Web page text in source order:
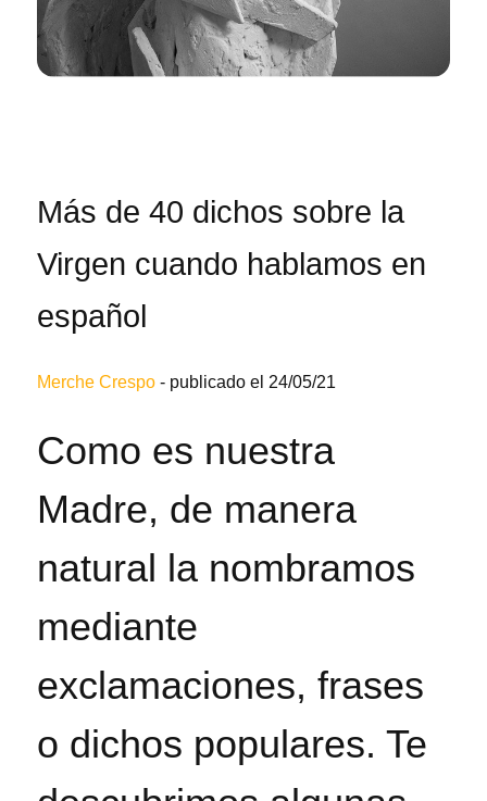
Más de 40 dichos sobre la
Virgen cuando hablamos en
español
Merche Crespo - publicado el 24/05/21
Como es nuestra
Madre, de manera
natural la nombramos
mediante
exclamaciones, frases
o dichos populares. Te